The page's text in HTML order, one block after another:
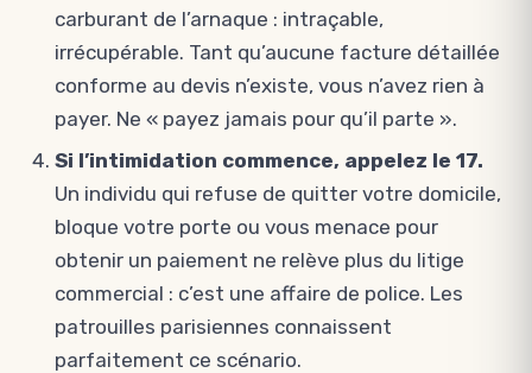
carburant de l’arnaque : intraçable,
irrécupérable. Tant qu’aucune facture détaillée
conforme au devis n’existe, vous n’avez rien à
payer. Ne « payez jamais pour qu’il parte ».
Si l’intimidation commence, appelez le 17.
Un individu qui refuse de quitter votre domicile,
bloque votre porte ou vous menace pour
obtenir un paiement ne relève plus du litige
commercial : c’est une affaire de police. Les
patrouilles parisiennes connaissent
parfaitement ce scénario.